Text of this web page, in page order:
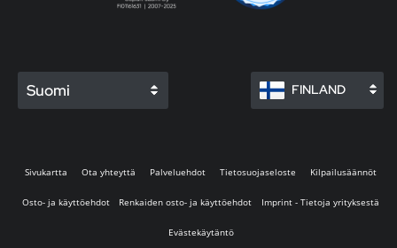
Suomi FINLAND
Sivukartta Ota yhteyttä Palveluehdot Tietosuojaseloste Kilpailusäännöt
Osto- ja käyttöehdot Renkaiden osto- ja käyttöehdot Imprint - Tietoja yrityksestä
Evästekäytäntö